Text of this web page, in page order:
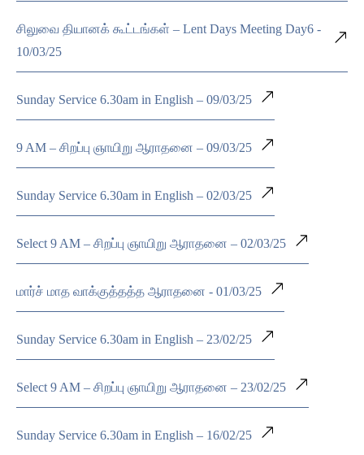
சிலுவை தியானக் கூட்டங்கள் – Lent Days Meeting Day6 -
10/03/25
Sunday Service 6.30am in English – 09/03/25
9 AM – சிறப்பு ஞாயிறு ஆராதனை – 09/03/25
Sunday Service 6.30am in English – 02/03/25
Select 9 AM – சிறப்பு ஞாயிறு ஆராதனை – 02/03/25
மார்ச் மாத வாக்குத்தத்த ஆராதனை - 01/03/25
Sunday Service 6.30am in English – 23/02/25
Select 9 AM – சிறப்பு ஞாயிறு ஆராதனை – 23/02/25
Sunday Service 6.30am in English – 16/02/25